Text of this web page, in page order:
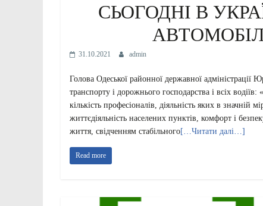
СЬОГОДНІ В
31.10.2021 admin
Голова Одеської районної державної
транспорту і дорожнього господарства і всіх
кількість професіоналів, діяльність яких в значній
життєдіяльність населених пунктів, комфорт і
життя, свідченням стабільного[…Читати далі…]
Read more